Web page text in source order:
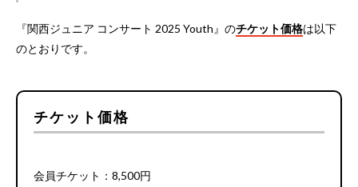
『関西ジュニア コンサート 2025 Youth』のチケット価格は以下
のとおりです。
チケット価格
会員チケット：8,500円